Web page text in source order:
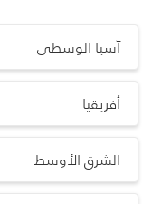
آسيا الوسطى
أفريقيا
الشرق الأوسط